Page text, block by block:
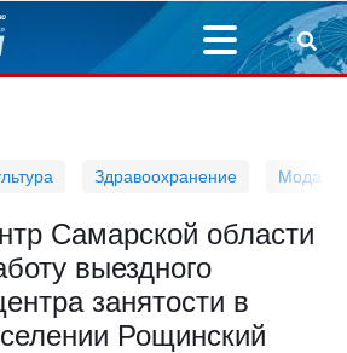
Здравоохранение Мода
Самарской области
выездного
занятости в
Рощинский